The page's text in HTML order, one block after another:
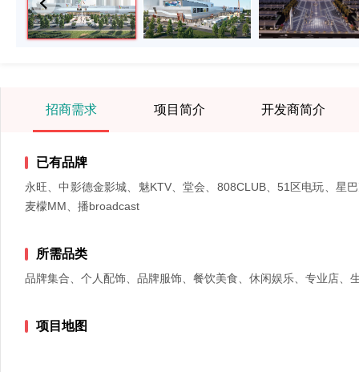
招商需求 项目简介 开发商简介
已有品牌
永旺、中影德金影城、魅KTV、堂会、808CLUB、51区电玩、星
麦檬MM、播broadcast
所需品类
品牌集合、个人配饰、品牌服饰、餐饮美食、休闲娱乐、专业店、
项目地图